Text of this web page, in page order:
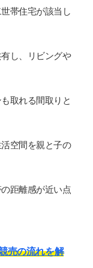
帯住宅が該当し
し、リビングや
取れる間取りと
空間を親と子の
距離感が近い点
売の流れを解